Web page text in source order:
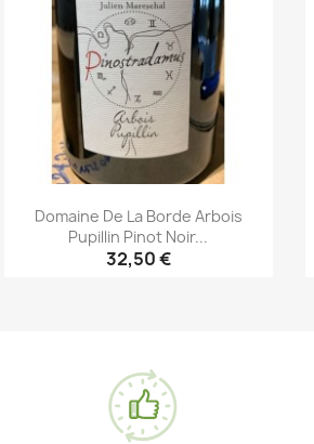
Domaine De La Borde Arbois
Pupillin Pinot Noir...
32,50 €